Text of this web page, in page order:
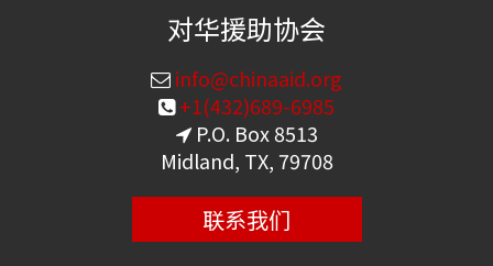
对华援助协会
info@chinaaid.org
+1(432)689-6985
P.O. Box 8513
Midland, TX, 79708
联系我们